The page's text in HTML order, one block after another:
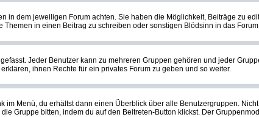
in dem jeweiligen Forum achten. Sie haben die Möglichkeit, Beiträge zu
in einen Beitrag zu schreiben oder sonstigen Blödsinn in das
Jeder Benutzer kann zu mehreren Gruppen gehören und jeder
ihnen Rechte für ein privates Forum zu geben und so weiter.
Menü, du erhältst dann einen Überblick über alle Benutzergruppen.
Gruppe bitten, indem du auf den Beitreten-Button klickst. Der